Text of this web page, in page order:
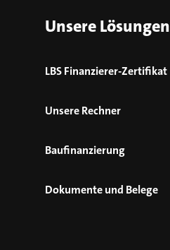
Unsere Lösungen
LBS Finanzierer-Zertifikat
Unsere Rechner
Baufinanzierung
Dokumente und Belege